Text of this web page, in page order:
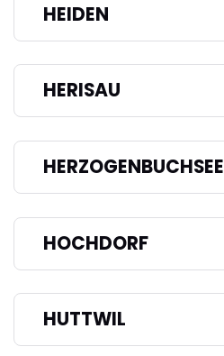
HEIDEN
HERISAU
HERZOGENBUCHSEE
HOCHDORF
HUTTWIL